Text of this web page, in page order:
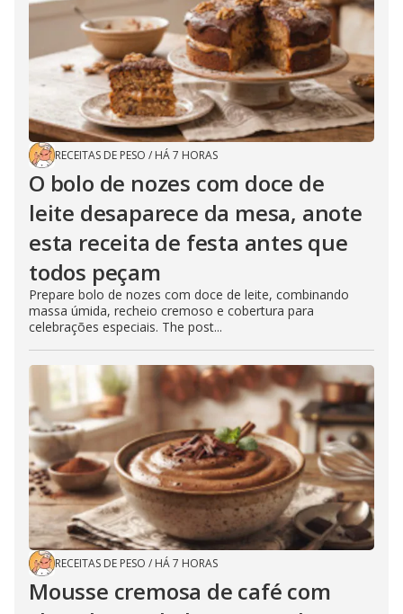
RECEITAS DE PESO / HÁ 7 HORAS
O bolo de nozes com doce de
leite desaparece da mesa, anote
esta receita de festa antes que
todos peçam
Prepare bolo de nozes com doce de leite, combinando
massa úmida, recheio cremoso e cobertura para
celebrações especiais. The post...
RECEITAS DE PESO / HÁ 7 HORAS
Mousse cremosa de café com